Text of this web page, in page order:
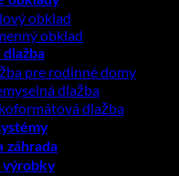
obklad
obklad
pre rodinné domy
dlažba
dlažba
záhrada